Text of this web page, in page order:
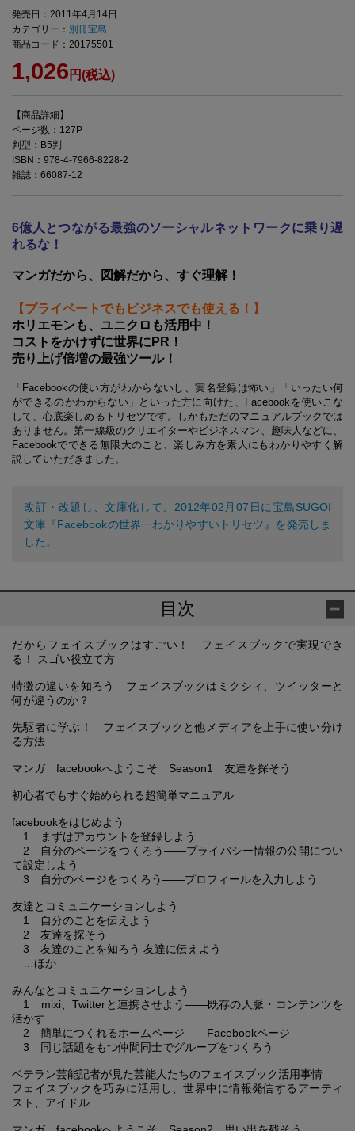
発売日：2011年4月14日
カテゴリー： 別冊宝島
商品コード：20175501
1,026 円(税込)
【商品詳細】
ページ数：127P
判型：B5判
ISBN：978-4-7966-8228-2
雑誌：66087-12
6億人とつながる最強のソーシャルネットワークに乗り遅
れるな！
マンガだから、図解だから、すぐ理解！
【プライベートでもビジネスでも使える！】
ホリエモンも、ユニクロも活用中！
コストをかけずに世界にPR！
売り上げ倍増の最強ツール！
「Facebookの使い方がわからないし、実名登録は怖い」「いったい何
ができるのかわからない」といった方に向けた、Facebookを使いこな
して、心底楽しめるトリセツです。しかもただのマニュアルブックでは
ありません。第一線級のクリエイターやビジネスマン、趣味人などに、
Facebookでできる無限大のこと、楽しみ方を素人にもわかりやすく解
説していただきました。
改訂・改題し、文庫化して、2012年02月07日に宝島SUGOI
文庫『Facebookの世界一わかりやすいトリセツ』を発売しま
した。
目次
だからフェイスブックはすごい！ フェイスブックで実現でき
る！ スゴい役立て方
特徴の違いを知ろう フェイスブックはミクシィ、ツイッターと
何が違うのか？
先駆者に学ぶ！ フェイスブックと他メディアを上手に使い分け
る方法
マンガ facebookへようこそ Season1 友達を探そう
初心者でもすぐ始められる超簡単マニュアル
facebookをはじめよう
1 まずはアカウントを登録しよう
2 自分のページをつくろう――プライバシー情報の公開につい
て設定しよう
3 自分のページをつくろう――プロフィールを入力しよう
友達とコミュニケーションしよう
1 自分のことを伝えよう
2 友達を探そう
3 友達のことを知ろう 友達に伝えよう
…ほか
みんなとコミュニケーションしよう
1 mixi、Twitterと連携させよう――既存の人脈・コンテンツを
活かす
2 簡単につくれるホームページ――Facebookページ
3 同じ話題をもつ仲間同士でグループをつくろう
ベテラン芸能記者が見た芸能人たちのフェイスブック活用事情
フェイスブックを巧みに活用し、世界中に情報発信するアーティ
スト、アイドル